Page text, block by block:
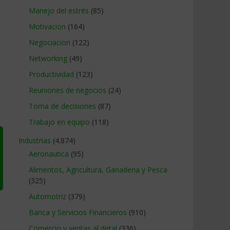
Manejo del estrés (85)
Motivacion (164)
Negociacion (122)
Networking (49)
Productividad (123)
Reuniones de negocios (24)
Toma de decisiones (87)
Trabajo en equipo (118)
Industrias (4.874)
Aeronautica (95)
Alimentos, Agricultura, Ganaderia y Pesca
(325)
Automotriz (379)
Banca y Servicios Financieros (910)